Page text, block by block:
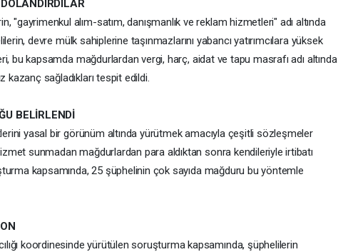
"gayrimenkul alım-satım, danışmanlık ve reklam hizmetleri" adı altında
devre mülk sahiplerine taşınmazlarını yabancı yatırımcılara yüksek
bu kapsamda mağdurlardan vergi, harç, aidat ve tapu masrafı adı altında
sağladıkları tespit edildi.
BELİRLENDİ
yasal bir görünüm altında yürütmek amacıyla çeşitli sözleşmeler
sunmadan mağdurlardan para aldıktan sonra kendileriyle irtibatı
kapsamında, 25 şüphelinin çok sayıda mağduru bu yöntemle
koordinesinde yürütülen soruşturma kapsamında, şüphelilerin